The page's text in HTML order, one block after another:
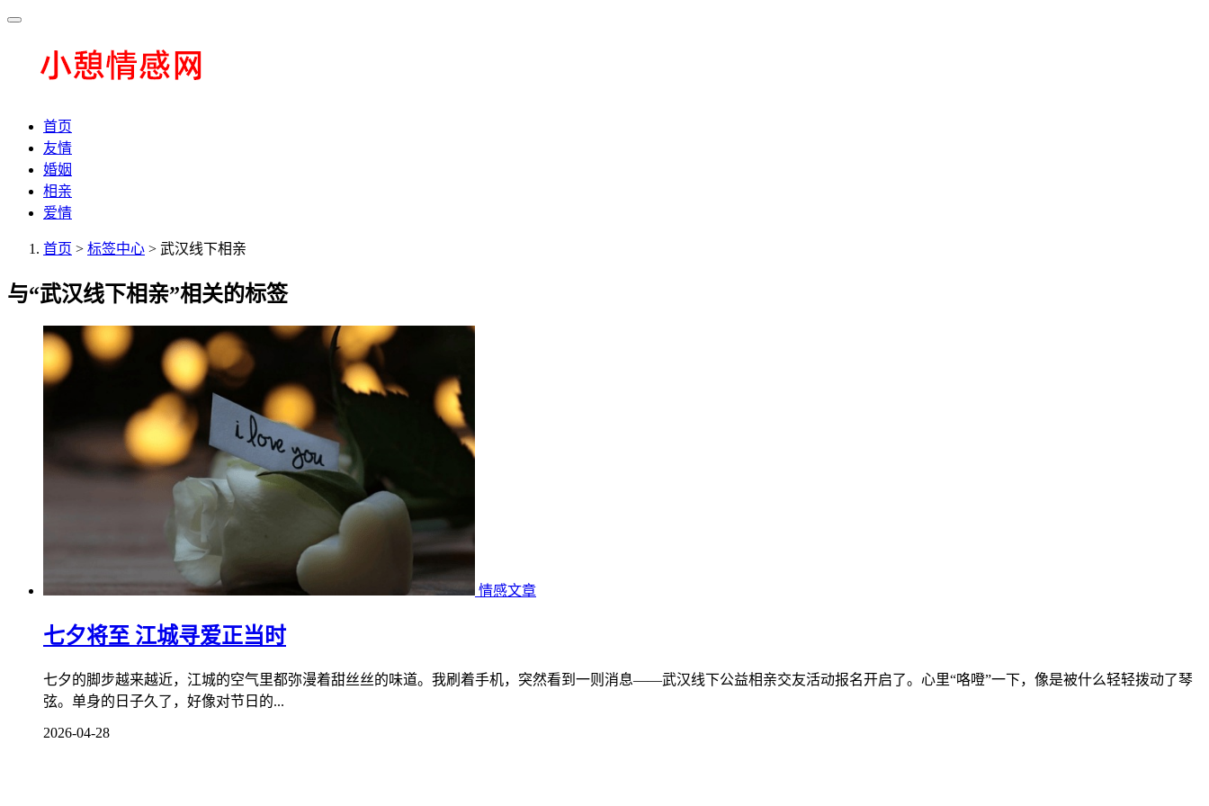
首页
友情
婚姻
相亲
爱情
首页 > 标签中心 > 武汉线下相亲
与“武汉线下相亲”相关的标签
情感文章
七夕将至 江城寻爱正当时
七夕的脚步越来越近，江城的空气里都弥漫着甜丝丝的味道。我刷着手机，突然看到一则消息——武汉线下公益相亲交友活动报名开启了。心里“咯噔”一下，像是被什么轻轻拨动了琴
弦。单身的日子久了，好像对节日的...
2026-04-28